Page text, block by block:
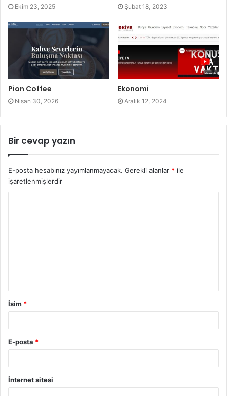
Ekim 23, 2025 Şubat 18, 2023
Pion Coffee
Nisan 30, 2026
Ekonomi
Aralık 12, 2024
Bir cevap yazın
E-posta hesabınız yayımlanmayacak. Gerekli alanlar * ile
işaretlenmişlerdir
İsim *
E-posta *
İnternet sitesi